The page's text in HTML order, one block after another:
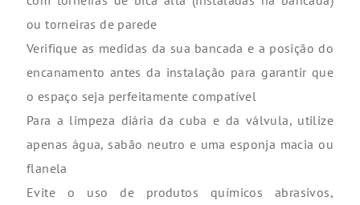
ou torneiras de parede
Verifique as medidas da sua bancada e a posição do
encanamento antes da instalação para garantir que
o espaço seja perfeitamente compatível
Para a limpeza diária da cuba e da válvula, utilize
apenas água, sabão neutro e uma esponja macia ou
flanela
Evite o uso de produtos químicos abrasivos,